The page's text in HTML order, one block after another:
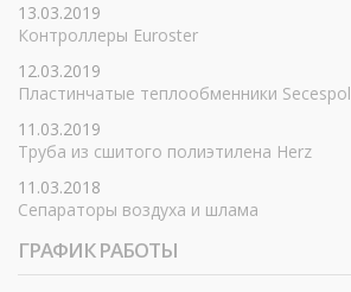
13.03.2019
Контроллеры Euroster
12.03.2019
Пластинчатые теплообменники Secespol
11.03.2019
Труба из сшитого полиэтилена Herz
11.03.2018
Сепараторы воздуха и шлама
ГРАФИК РАБОТЫ